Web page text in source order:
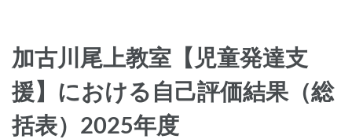
す)加古川尾上教室【児童発達支
援】における自己評価結果（総
括表）2025年度